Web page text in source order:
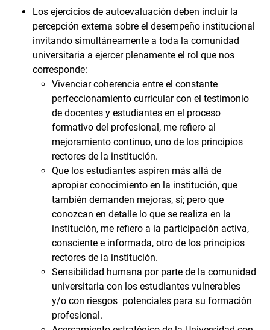
Los ejercicios de autoevaluación deben incluir la
percepción externa sobre el desempeño institucional
invitando simultáneamente a toda la comunidad
universitaria a ejercer plenamente el rol que nos
corresponde:
Vivenciar coherencia entre el constante
perfeccionamiento curricular con el testimonio
de docentes y estudiantes en el proceso
formativo del profesional, me refiero al
mejoramiento continuo, uno de los principios
rectores de la institución.
Que los estudiantes aspiren más allá de
apropiar conocimiento en la institución, que
también demanden mejoras, sí; pero que
conozcan en detalle lo que se realiza en la
institución, me refiero a la participación activa,
consciente e informada, otro de los principios
rectores de la institución.
Sensibilidad humana por parte de la comunidad
universitaria con los estudiantes vulnerables
y/o con riesgos potenciales para su formación
profesional.